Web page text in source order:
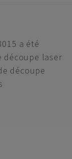
a été
découpe laser
découpe